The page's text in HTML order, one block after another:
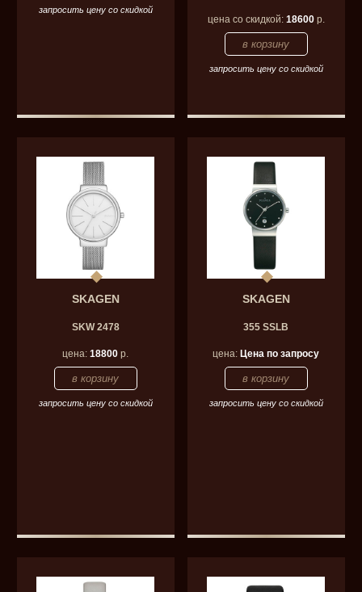
запросить цену со скидкой
цена со скидкой: 18600р.
запросить цену со скидкой
SKAGEN
SKW 2478
цена:18800 р.
запросить цену со скидкой
SKAGEN
355 SSLB
цена: Цена по запросу
запросить цену со скидкой